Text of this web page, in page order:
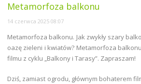
Metamorfoza balkonu
14 czerwca 2025 08:07
Metamorfoza balkonu. Jak zwykły szary
oazę zieleni i kwiatów? Metamorfoza
filmu z cyklu „Balkony i Tarasy”. Zapraszam!
Dziś, zamiast ogrodu, głównym bohaterem